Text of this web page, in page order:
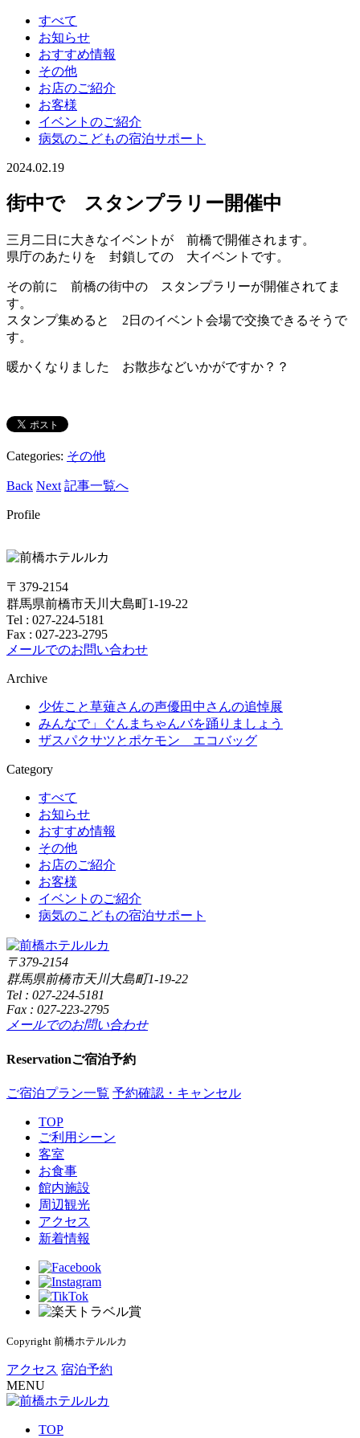
すべて
お知らせ
おすすめ情報
その他
お店のご紹介
お客様
イベントのご紹介
病気のこどもの宿泊サポート
2024.02.19
街中で スタンプラリー開催中
三月二日に大きなイベントが 前橋で開催されます。
県庁のあたりを 封鎖しての 大イベントです。
その前に 前橋の街中の スタンプラリーが開催されてま
す。
スタンプ集めると 2日のイベント会場で交換できるそうで
す。
暖かくなりました お散歩などいかがですか？？
Categories: その他
Back Next 記事一覧へ
Profile
〒379-2154
群馬県前橋市天川大島町1-19-22
Tel : 027-224-5181
Fax : 027-223-2795
メールでのお問い合わせ
Archive
少佐こと草薙さんの声優田中さんの追悼展
みんなで」ぐんまちゃんバを踊りましょう
ザスパクサツとポケモン エコバッグ
Category
すべて
お知らせ
おすすめ情報
その他
お店のご紹介
お客様
イベントのご紹介
病気のこどもの宿泊サポート
〒379-2154
群馬県前橋市天川大島町1-19-22
Tel : 027-224-5181
Fax : 027-223-2795
メールでのお問い合わせ
Reservationご宿泊予約
ご宿泊プラン一覧 予約確認・キャンセル
TOP
ご利用シーン
客室
お食事
館内施設
周辺観光
アクセス
新着情報
Copyright 前橋ホテルルカ
アクセス 宿泊予約
MENU
TOP